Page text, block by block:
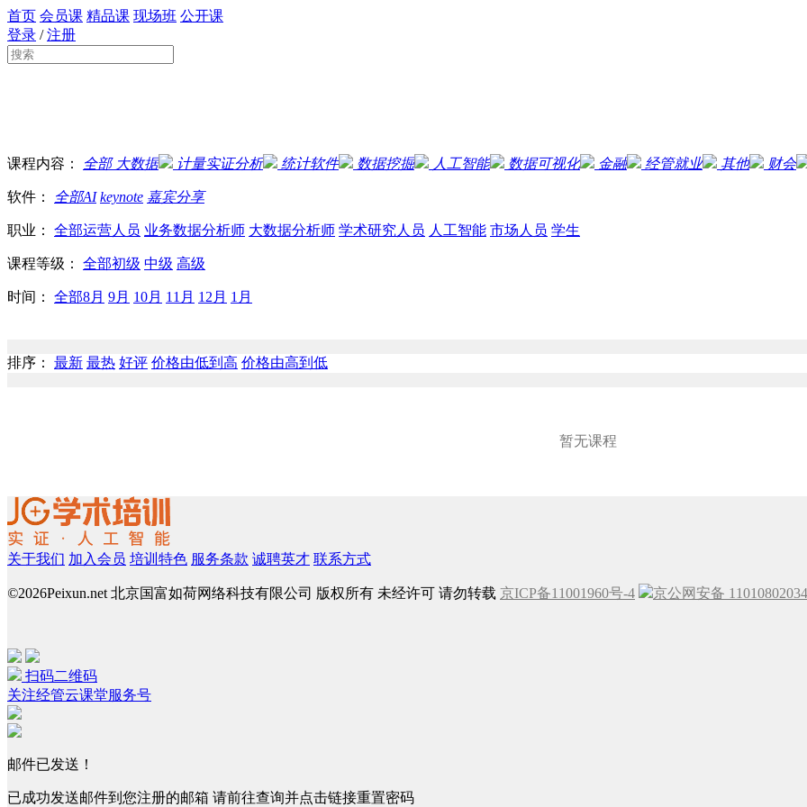
首页 会员课 精品课 现场班 公开课
登录 /注册
课程内容： 全部大数据 计量实证分析 统计软件 数据挖掘 人工智能 数据可视化 金融 经管就业 其他 财会
软件： 全部AI keynote 嘉宾分享
职业： 全部运营人员 业务数据分析师 大数据分析师 学术研究人员 人工智能 市场人员 学生
课程等级： 全部初级 中级 高级
时间： 全部8月 9月 10月 11月 12月 1月
排序： 最新 最热 好评 价格由低到高 价格由高到低
暂无课程
关于我们 加入会员 培训特色 服务条款 诚聘英才 联系方式
©2026Peixun.net 北京国富如荷网络科技有限公司 版权所有 未经许可 请勿转载 京ICP备11001960号-4 京公网安备
扫码二维码
关注经管云课堂服务号
邮件已发送！
已成功发送邮件到您注册的邮箱 请前往查询并点击链接重置密码